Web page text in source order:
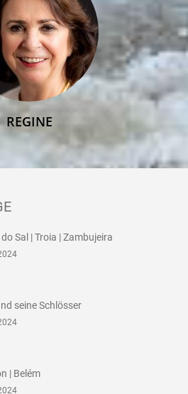
REGINE
Sal | Troia | Zambujeira
seine Schlösser
| Belém